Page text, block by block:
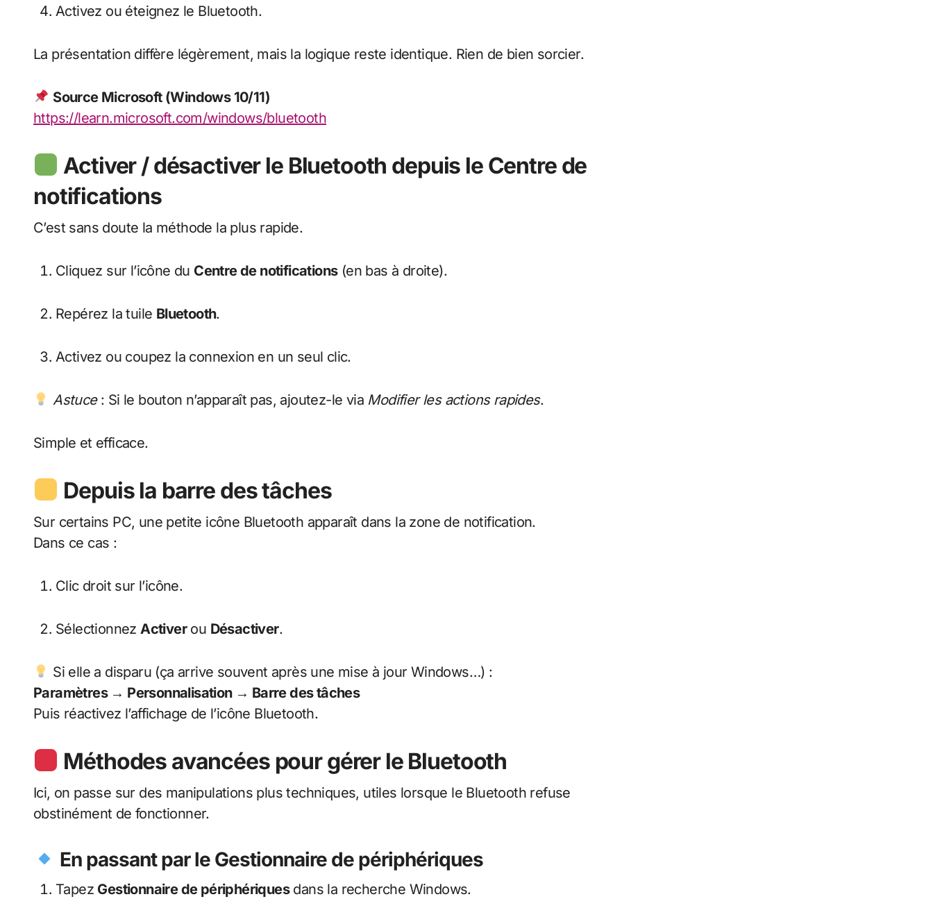
Activez ou éteignez le Bluetooth.
La présentation diffère légèrement, mais la logique reste identique. Rien de bien sorcier.
Source Microsoft (Windows 10/11)
https://learn.microsoft.com/windows/bluetooth
Activer / désactiver le Bluetooth depuis le Centre de
notifications
C’est sans doute la méthode la plus rapide.
Cliquez sur l’icône du Centre de notifications(en bas à droite).
Repérez la tuile Bluetooth.
Activez ou coupez la connexion en un seul clic.
Astuce: Si le bouton n’apparaît pas, ajoutez-le via Modifier les actions rapides.
Simple et efficace.
Depuis la barre des tâches
Sur certains PC, une petite icône Bluetooth apparaît dans la zone de notification.
Dans ce cas :
Clic droit sur l’icône.
SélectionnezActiverou Désactiver.
Si elle a disparu (ça arrive souvent après une mise à jour Windows…) :
Paramètres → Personnalisation → Barre des tâches
Puis réactivez l’affichage de l’icône Bluetooth.
Méthodes avancées pour gérer le Bluetooth
Ici, on passe sur des manipulations plus techniques, utiles lorsque le Bluetooth refuse
obstinément de fonctionner.
En passant par le Gestionnaire de périphériques
Tapez Gestionnaire de périphériquesdans la recherche Windows.